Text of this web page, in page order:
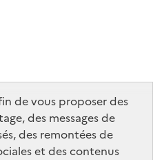
de vous proposer des
des messages de
des remontées de
et des contenus